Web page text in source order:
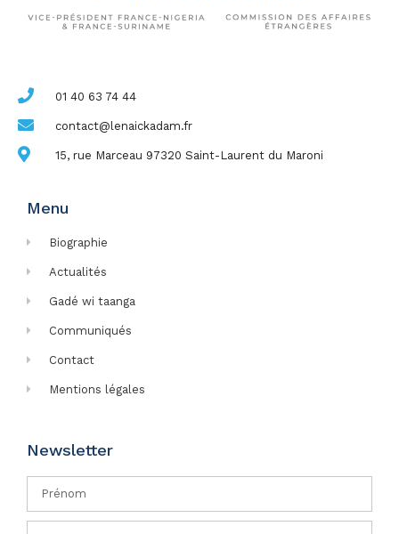
01 40 63 74 44
contact@lenaickadam.fr
15, rue Marceau 97320 Saint-Laurent du Maroni
Menu
Biographie
Actualités
Gadé wi taanga
Communiqués
Contact
Mentions légales
Newsletter